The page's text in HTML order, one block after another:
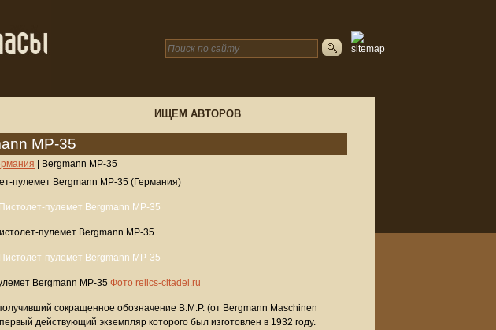
ИЩЕМ АВТОРОВ
MP-35
Bergmann MP-35
пулемет Bergmann MP-35 (Германия)
пулемет Bergmann MP-35
Bergmann MP-35 Фото relics-citadel.ru
сокращенное обозначение B.M.P. (от Bergmann Maschinen
действующий экземпляр которого был изготовлен в 1932 году.